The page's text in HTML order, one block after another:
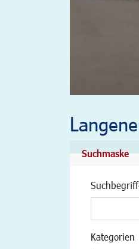
Suchmaske
Kategorien